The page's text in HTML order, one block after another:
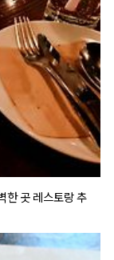
한 곳 레스토랑 추